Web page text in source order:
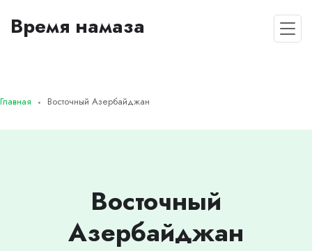
Время намаза
Главная Восточный Азербайджан
Восточный
Азербайджан